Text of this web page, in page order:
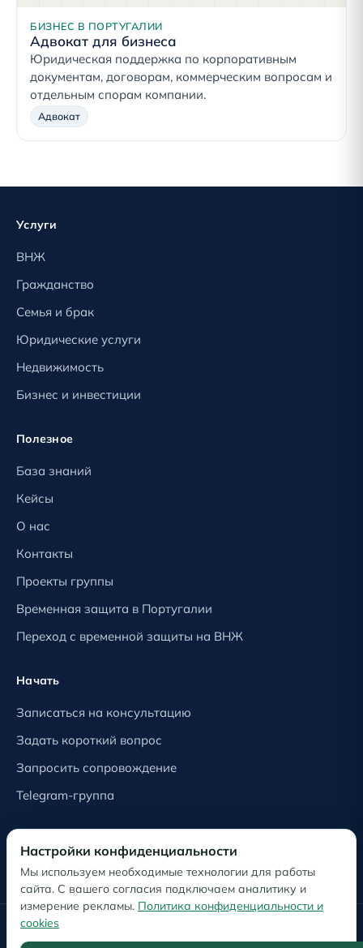
БИЗНЕС В ПОРТУГАЛИИ
Адвокат для бизнеса
Юридическая поддержка по корпоративным
документам, договорам, коммерческим вопросам и
отдельным спорам компании.
Адвокат
Услуги
ВНЖ
Гражданство
Семья и брак
Юридические услуги
Недвижимость
Бизнес и инвестиции
Полезное
База знаний
Кейсы
О нас
Контакты
Проекты группы
Временная защита в Португалии
Переход с временной защиты на ВНЖ
Начать
Записаться на консультацию
Задать короткий вопрос
Запросить сопровождение
Telegram-группа
Обработка персональных данных
Настройки конфиденциальности
Мы используем необходимые технологии для работы
сайта. С вашего согласия подключаем аналитику и
измерение рекламы. Политика конфиденциальности и
cookies